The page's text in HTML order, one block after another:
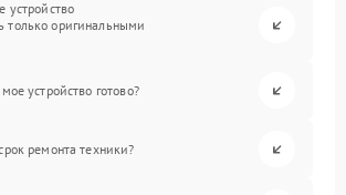
устройство
только оригинальными
устройство готово?
ремонта техники?